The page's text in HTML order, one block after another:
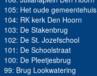
105: Het oude gemeentehuis
104: RK kerk Den Hoorn
103: De Stakenbrug
102: De St. Jozefschool
101: De Schoolstraat
100: De Pleetjesbrug
99: Brug Lookwatering